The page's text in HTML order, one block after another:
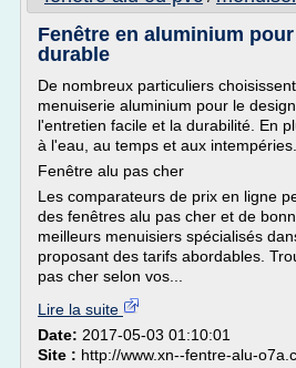
Fenêtre en aluminium
durable
De nombreux particuliers
menuiserie aluminium pour le
l'entretien facile et la durabilité. En
à l'eau, au temps et aux intempéries.
Fenêtre alu pas cher
Les comparateurs de prix en ligne
des fenêtres alu pas cher et de
meilleurs menuisiers spécialisés
proposant des tarifs abordables.
pas cher selon vos...
Lire la suite
Date: 2017-05-03 01:10:01
Site : http://www.xn--fentre-alu-